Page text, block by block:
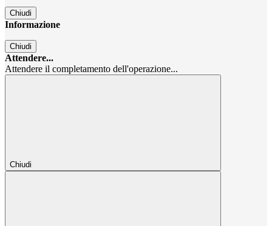
Chiudi
Informazione
Chiudi
Attendere...
Attendere il completamento dell'operazione...
Chiudi